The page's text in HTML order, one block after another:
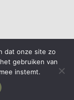
dat onze site zo
gebruiken van
instemt.